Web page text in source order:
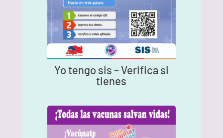
Yo tengo sis – Verifica si
tienes